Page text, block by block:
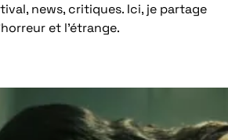
news, critiques. Ici, je partage
et l’étrange.